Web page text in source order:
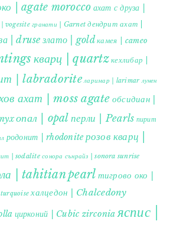
| agate morocco ахат с друза |
| vogesite гранати | Garnet дендрит ахат |
| druse злато | gold камея | cameo
кварц | quartzкехлибар |
| labradorite ларимар | larimar лунен
ахат | moss agate обсидиан |
опал | opal перли | Pearls пирит |
родонит | rhodonite розов кварц |
| sodalite сонора сънрайз | sonora sunrise
| tahitian pearl тигрово око |
халцедон | Chalcedony
цирконий | Cubic zirconia яспис |